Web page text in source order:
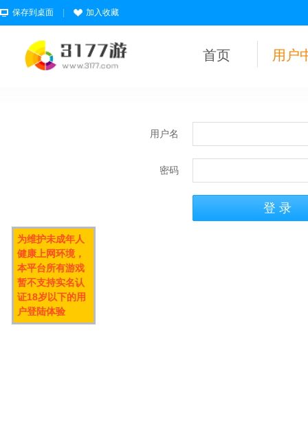
保存到桌面 加入收藏
首页 用户
用户名
密码
为维护未成年人
健康上网环境，
本平台所有游戏
暂不支持实名认
证18岁以下的用
户登陆体验